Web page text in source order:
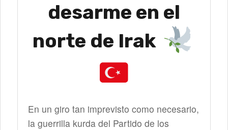
desarme en el
norte de Irak
En un giro tan imprevisto como necesario,
la guerrilla kurda del Partido de los